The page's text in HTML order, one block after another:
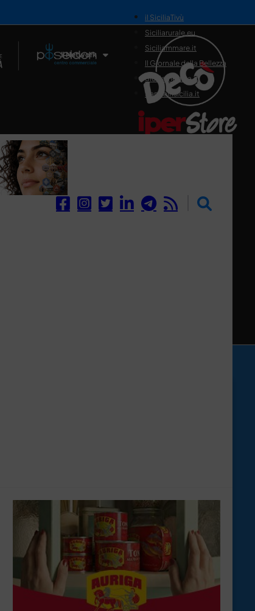
Il Network
il SiciliaTivù
Siciliarurale.eu
Siciliammare.it
Il Giornale della Bellezza
Siciliamedica.it
Sanitainsicilia.it